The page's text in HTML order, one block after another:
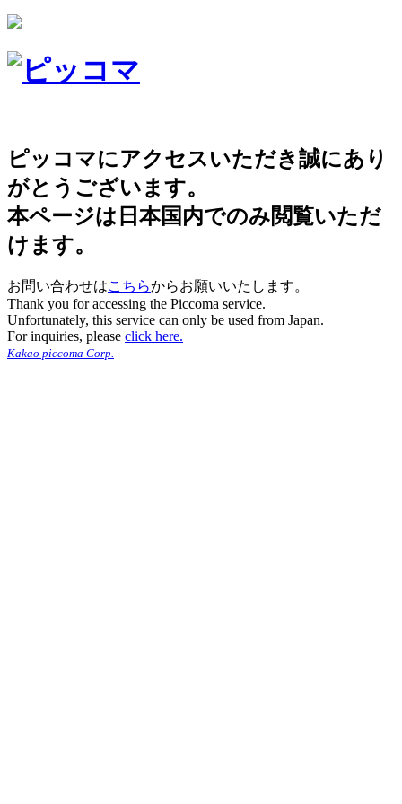
ピッコマにアクセスいただき誠にあり
がとうございます。
本ページは日本国内でのみ閲覧いただ
けます。
お問い合わせはこちらからお願いいたします。
Thank you for accessing the Piccoma service.
Unfortunately, this service can only be used from Japan.
For inquiries, please click here.
Kakao piccoma Corp.